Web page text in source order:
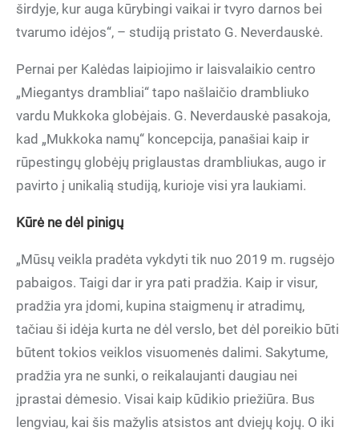
širdyje, kur auga kūrybingi vaikai ir tvyro darnos bei
tvarumo idėjos“, – studiją pristato G. Neverdauskė.
Pernai per Kalėdas laipiojimo ir laisvalaikio centro
„Miegantys drambliai“ tapo našlaičio drambliuko
vardu Mukkoka globėjais. G. Neverdauskė pasakoja,
kad „Mukkoka namų“ koncepcija, panašiai kaip ir
rūpestingų globėjų priglaustas drambliukas, augo ir
pavirto į unikalią studiją, kurioje visi yra laukiami.
Kūrė ne dėl pinigų
„Mūsų veikla pradėta vykdyti tik nuo 2019 m. rugsėjo
pabaigos. Taigi dar ir yra pati pradžia. Kaip ir visur,
pradžia yra įdomi, kupina staigmenų ir atradimų,
tačiau ši idėja kurta ne dėl verslo, bet dėl poreikio būti
būtent tokios veiklos visuomenės dalimi. Sakytume,
pradžia yra ne sunki, o reikalaujanti daugiau nei
įprastai dėmesio. Visai kaip kūdikio priežiūra. Bus
lengviau, kai šis mažylis atsistos ant dviejų kojų. O iki